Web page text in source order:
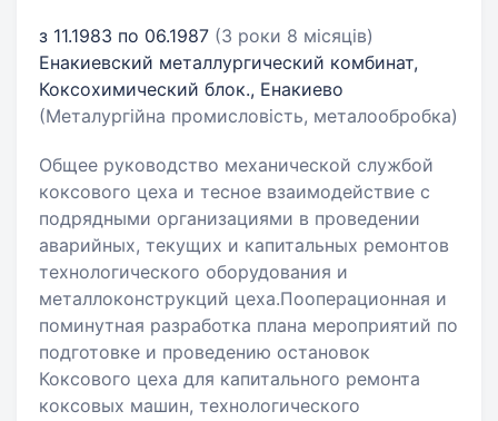
з 11.1983 по 06.1987 (3 роки 8 місяців)
Енакиевский металлургический комбинат,
Коксохимический блок., Енакиево
(Металургійна промисловість, металообробка)
Общее руководство механической службой
коксового цеха и тесное взаимодействие с
подрядными организациями в проведении
аварийных, текущих и капитальных ремонтов
технологического оборудования и
металлоконструкций цеха.Пооперационная и
поминутная разработка плана мероприятий по
подготовке и проведению остановок
Коксового цеха для капитального ремонта
коксовых машин, технологического